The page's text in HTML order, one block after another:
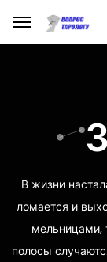
В жизни
ломается и
мельницами,
полосы